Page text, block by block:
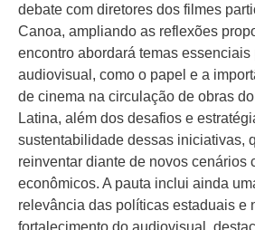
debate com diretores dos filmes
Canoa, ampliando as reflexões
encontro abordará temas essenciais
audiovisual, como o papel e a
de cinema na circulação de obras
Latina, além dos desafios e
sustentabilidade dessas iniciativas,
reinventar diante de novos cenários
econômicos. A pauta inclui ainda
relevância das políticas estaduais e
fortalecimento do audiovisual,